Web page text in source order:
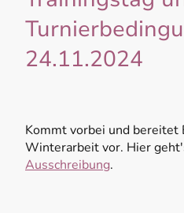
24.11.2024
Kommt vorbei und bereitet
Winterarbeit vor. Hier
Ausschreibung.